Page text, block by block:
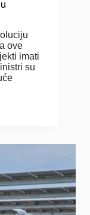
ove
imati
su